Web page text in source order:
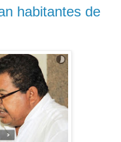
habitantes de